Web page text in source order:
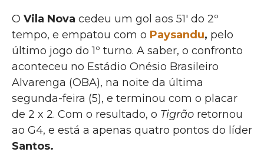
O Vila Nova cedeu um gol aos 51′ do 2º
tempo, e empatou com o Paysandu, pelo
último jogo do 1º turno. A saber, o confronto
aconteceu no Estádio Onésio Brasileiro
Alvarenga (OBA), na noite da última
segunda-feira (5), e terminou com o placar
de 2 x 2. Com o resultado, o Tigrão retornou
ao G4, e está a apenas quatro pontos do líder
Santos.